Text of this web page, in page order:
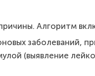
Алгоритм
заболеваний,
(выявление